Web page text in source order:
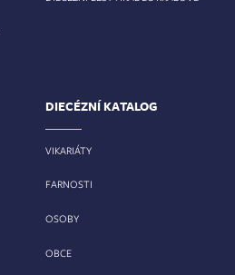
DIECÉZNÍ KATALOG
VIKARIÁTY
FARNOSTI
OSOBY
OBCE